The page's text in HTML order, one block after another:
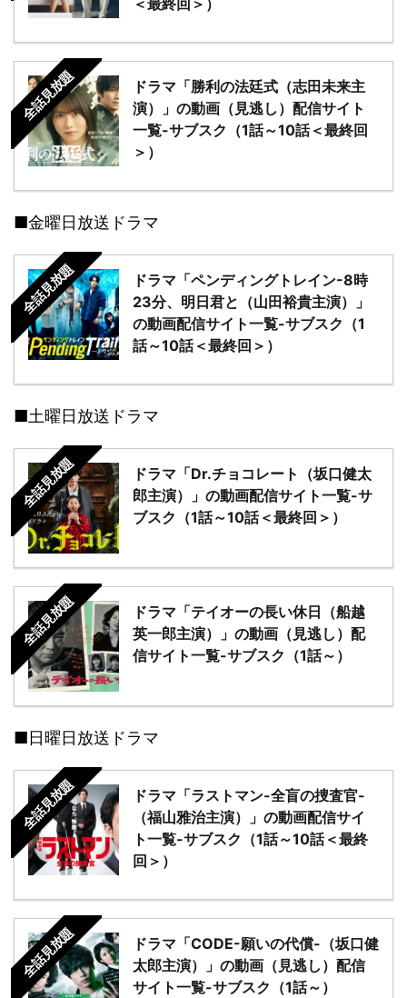
＜最終回＞）
全話見放題
ドラマ「勝利の法廷式（志田未来主
演）」の動画（見逃し）配信サイト
一覧-サブスク（1話～10話＜最終回
＞）
■金曜日放送ドラマ
全話見放題
ドラマ「ペンディングトレイン-8時
23分、明日君と（山田裕貴主演）」
の動画配信サイト一覧-サブスク（1
話～10話＜最終回＞）
■土曜日放送ドラマ
全話見放題
ドラマ「Dr.チョコレート（坂口健太
郎主演）」の動画配信サイト一覧-サ
ブスク（1話～10話＜最終回＞）
全話見放題
ドラマ「テイオーの長い休日（船越
英一郎主演）」の動画（見逃し）配
信サイト一覧-サブスク（1話～）
■日曜日放送ドラマ
全話見放題
ドラマ「ラストマン-全盲の捜査官-
（福山雅治主演）」の動画配信サイ
ト一覧-サブスク（1話～10話＜最終
回＞）
全話見放題
ドラマ「CODE-願いの代償-（坂口健
太郎主演）」の動画（見逃し）配信
サイト一覧-サブスク（1話～）